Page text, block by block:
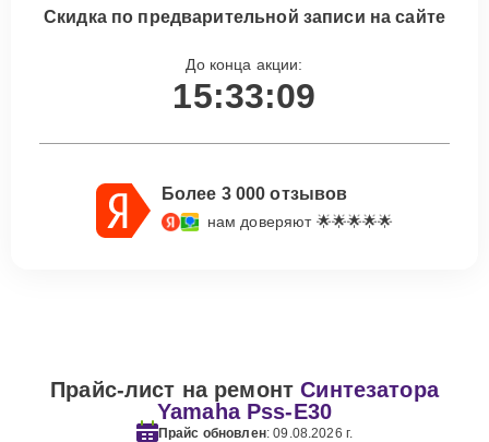
Скидка по предварительной записи на сайте
До конца акции:
15:33:08
Более 3 000 отзывов
нам доверяют 🌟🌟🌟🌟🌟
Прайс-лист на ремонтСинтезатора
Yamaha Pss-E30
Прайс обновлен: 09.08.2026 г.